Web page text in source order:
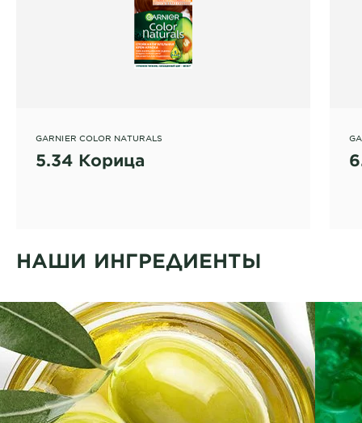
GARNIER COLOR NATURALS
5.34 Корица
НАШИ ИНГРЕДИЕНТЫ